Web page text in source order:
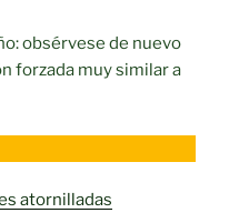
obsérvese de nuevo
forzada muy similar a
atornilladas